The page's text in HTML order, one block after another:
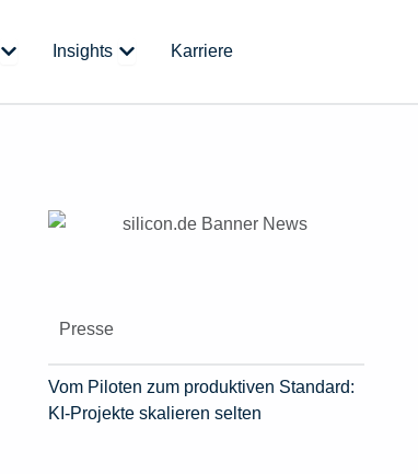
Öffne Über uns
Insights Öffne Insights
Karriere
Presse
Vom Piloten zum produktiven Standard:
KI-Projekte skalieren selten